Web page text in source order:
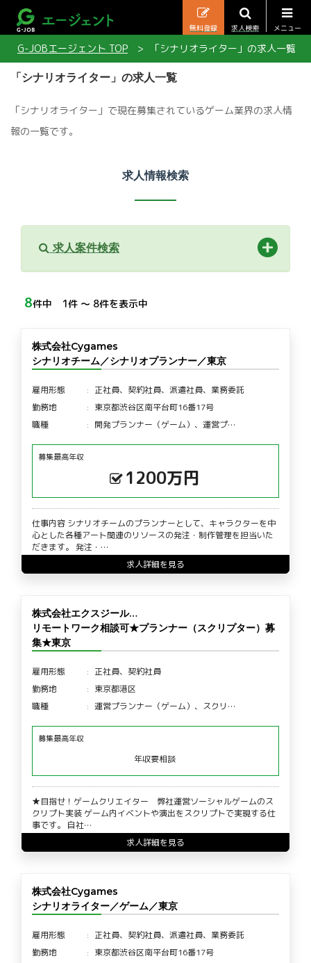
メニュー
求人検索
無料登録
G-JOBエージェント TOP 「シナリオライター」の求人一覧
「シナリオライター」の求人一覧
「シナリオライター」で現在募集されているゲーム業界の求人情
報の一覧です。
求人情報検索
求人案件検索
8件中 1件 〜 8件を表示中
株式会社Cygames
シナリオチーム／シナリオプランナー／東京
雇用形態
正社員、契約社員、派遣社員、業務委託
勤務地
東京都渋谷区南平台町16番17号
職種
開発プランナー（ゲーム）、運営プ…
募集最高年収
1200万円
仕事内容 シナリオチームのプランナーとして、キャラクターを中
心とした各種アート関連のリソースの発注・制作管理を担当いた
だきます。 発注・…
求人詳細を見る
株式会社エクスジール…
リモートワーク相談可★プランナー（スクリプター）募
集★東京
雇用形態
正社員、契約社員
勤務地
東京都港区
職種
運営プランナー（ゲーム）、スクリ…
募集最高年収
年収要相談
★目指せ！ゲームクリエイター 弊社運営ソーシャルゲームのス
クリプト実装 ゲーム内イベントや演出をスクリプトで実現する仕
事です。 自社…
求人詳細を見る
株式会社Cygames
シナリオライター／ゲーム／東京
雇用形態
正社員、契約社員、派遣社員、業務委託
勤務地
東京都渋谷区南平台町16番17号